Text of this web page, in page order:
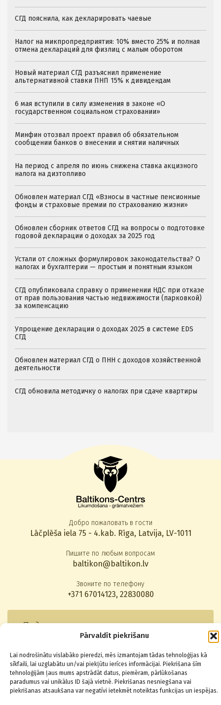
Pārvaldīt piekrišanu
Lai nodrošinātu vislabāko pieredzi, mēs izmantojam tādas tehnoloģijas kā
sīkfaili, lai uzglabātu un/vai piekļūtu ierīces informācijai. Piekrišana šīm
tehnoloģijām ļaus mums apstrādāt datus, piemēram, pārlūkošanas
paradumus vai unikālus ID šajā vietnē. Piekrišanas nesniegšana vai
piekrišanas atsaukšana var negatīvi ietekmēt noteiktas funkcijas un iespējas.
СГД пояснила, как декларировать чаевые
Налог на микпропредприятия: 10% вместо 25% и полная
отмена деклараций для физлиц с малым оборотом
Новый материал СГД разъяснил применение
альтернативной ставки ПНП 15% к дивидендам
6 мая вступили в силу изменения в законе «О
государственном социальном страховании»
Минфин отозвал проект правил об обязательном
сообщении банков о внесении и снятии наличных
На период с апреля по июнь снижена ставка акцизного
налога на дизтопливо
Обновлен материал СГД «Взносы в частные пенсионные
фонды и страховые премии по страхованию жизни»
Обновлен сборник ответов СГД на вопросы о подготовке
годовой декларации о доходах за 2025 год
Устали от сложных формулировок законодательства? О
налогах и бухгалтерии — простым и понятным языком
СГД опубликовала справку о применении НДС при отказе
от прав пользования частью недвижимости (парковкой)
за компенсацию
Упрощение декларации о доходах 2025 в системе EDS
СГД
Обновлен материал СГД о ПНН с доходов хозяйственной
деятельности
СГД обновила методичку о налогах при сдаче квартиры
Добро пожаловать в гости
Lāčplēša iela 75 - 4.kab. Rīga, Latvija, LV-1011
Пишите по любым вопросам
baltikon@baltikon.lv
Звоните по телефону
+371 67014123, 22830080
Подписаться на новости
© 2026 Baltikons - Centrs